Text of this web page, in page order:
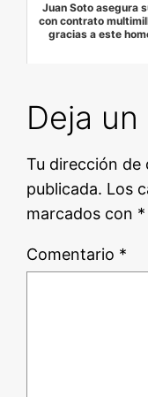
Juan Soto asegura
con contrato
gracias a este
Deja
Tu dirección de
publicada. Los
marcados con *
Comentario *